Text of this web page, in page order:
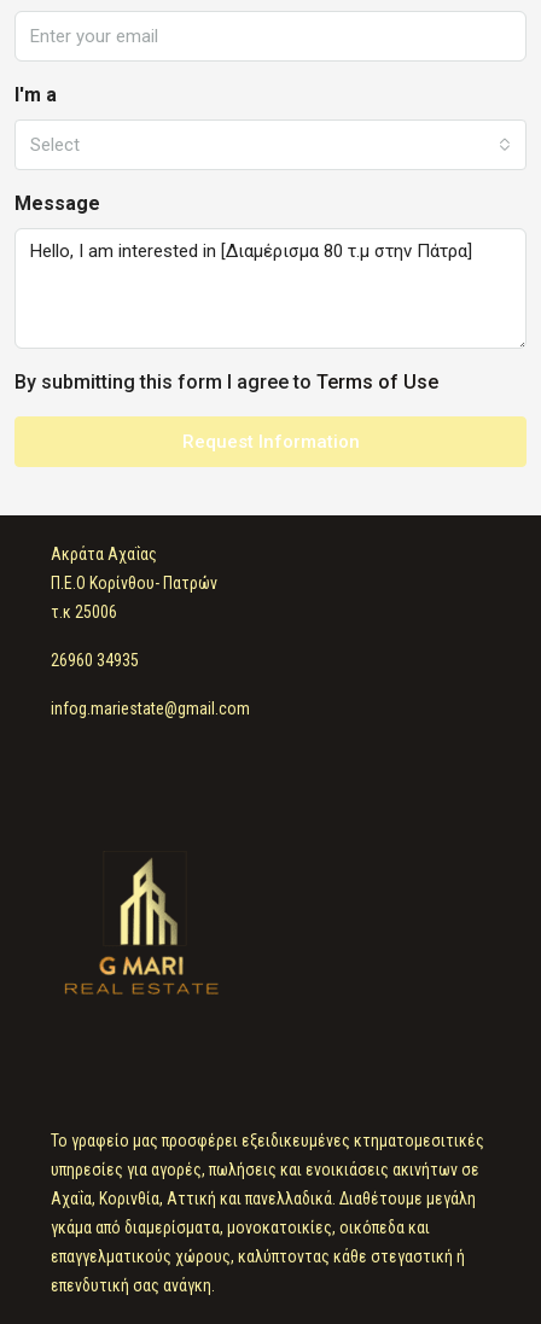
I'm a
Select
Message
By submitting this form I agree to Terms of Use
Request Information
Ακράτα Αχαΐας
Π.Ε.Ο Κορίνθου- Πατρών
τ.κ 25006
26960 34935
infog.mariestate@gmail.com
Το γραφείο μας προσφέρει εξειδικευμένες κτηματομεσιτικές
υπηρεσίες για αγορές, πωλήσεις και ενοικιάσεις ακινήτων σε
Αχαΐα, Κορινθία, Αττική και πανελλαδικά. Διαθέτουμε μεγάλη
γκάμα από διαμερίσματα, μονοκατοικίες, οικόπεδα και
επαγγελματικούς χώρους, καλύπτοντας κάθε στεγαστική ή
επενδυτική σας ανάγκη.